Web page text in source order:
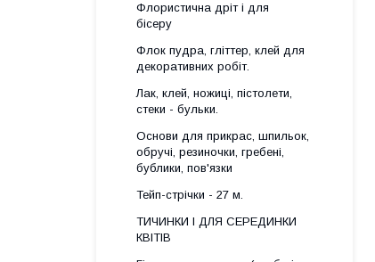
Флористична дріт і для
бісеру
Флок пудра, гліттер, клей для
декоративних робіт.
Лак, клей, ножиці, пістолети,
стеки - бульки.
Основи для прикрас, шпильок,
обручі, резиночки, гребені,
бублики, пов'язки
Тейп-стрічки - 27 м.
ТИЧИНКИ І ДЛЯ СЕРЕДИНКИ
КВІТІВ